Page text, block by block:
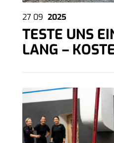
27 09 2025
TESTE UNS
LANG –